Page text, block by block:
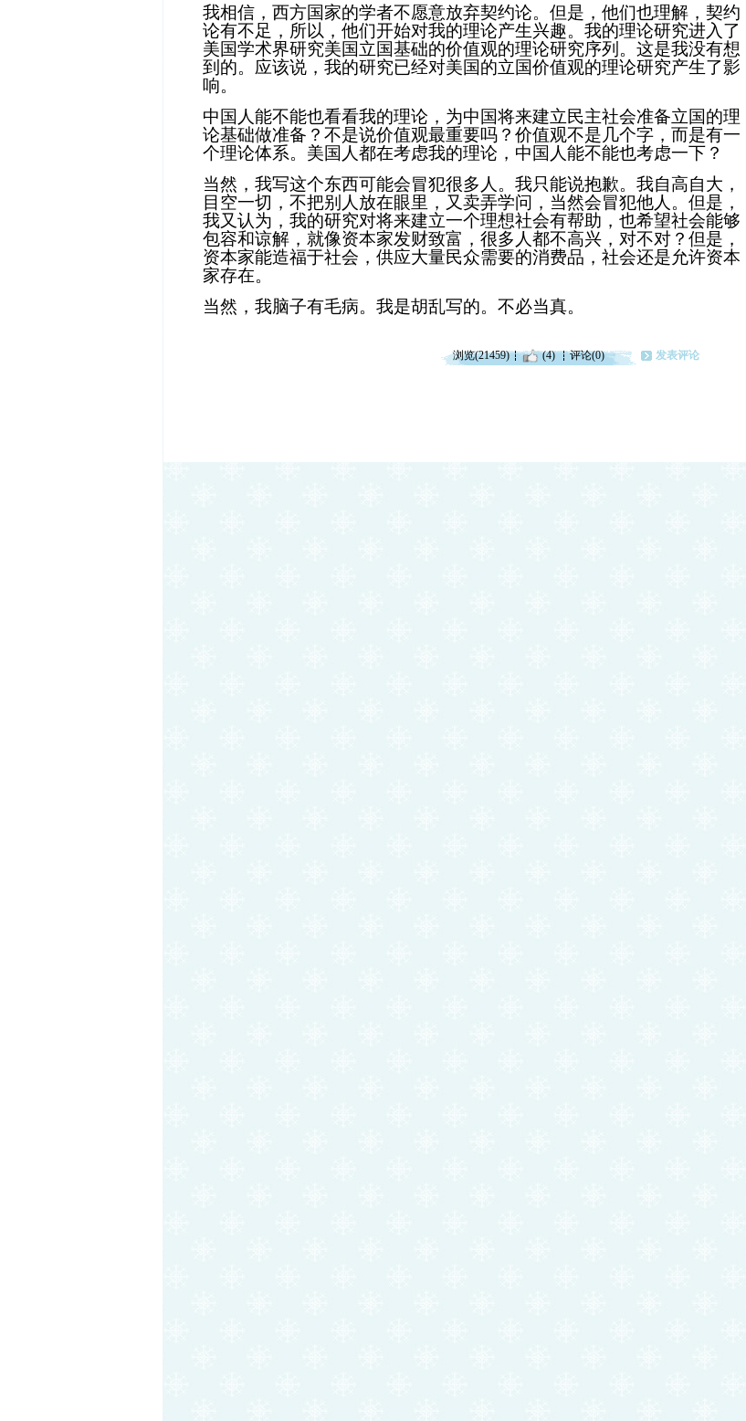
我相信，西方国家的学者不愿意放弃契约论。但是，他们也理解，契约
论有不足，所以，他们开始对我的理论产生兴趣。我的理论研究进入了
美国学术界研究美国立国基础的价值观的理论研究序列。这是我没有想
到的。应该说，我的研究已经对美国的立国价值观的理论研究产生了影
响。
中国人能不能也看看我的理论，为中国将来建立民主社会准备立国的理
论基础做准备？不是说价值观最重要吗？价值观不是几个字，而是有一
个理论体系。美国人都在考虑我的理论，中国人能不能也考虑一下？
当然，我写这个东西可能会冒犯很多人。我只能说抱歉。我自高自大，
目空一切，不把别人放在眼里，又卖弄学问，当然会冒犯他人。但是，
我又认为，我的研究对将来建立一个理想社会有帮助，也希望社会能够
包容和谅解，就像资本家发财致富，很多人都不高兴，对不对？但是，
资本家能造福于社会，供应大量民众需要的消费品，社会还是允许资本
家存在。
当然，我脑子有毛病。我是胡乱写的。不必当真。
浏览(21459) (4) 评论(0) 发表评论